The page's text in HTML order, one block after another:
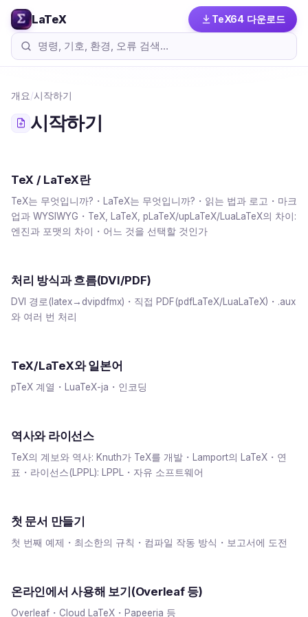
LaTeX TeX64 다운로드
개요/시작하기
시작하기
TeX / LaTeX란
TeX는 무엇입니까?・LaTeX는 무엇입니까?・읽는 법과 로고・마크
업과 WYSIWYG・TeX, LaTeX, pLaTeX/upLaTeX/LuaLaTeX의 차이:
엔진과 포맷의 차이・어느 것을 선택할 것인가
처리 방식과 흐름(DVI/PDF)
DVI 경로(latex→dvipdfmx)・직접 PDF(pdfLaTeX/LuaLaTeX)・.aux
와 여러 번 처리
TeX/LaTeX와 일본어
pTeX 계열・LuaTeX-ja・인코딩
역사와 라이선스
TeX의 계보와 역사: Knuth가 TeX를 개발・Lamport의 LaTeX・연
표・라이선스(LPPL): LPPL・자유 소프트웨어
첫 문서 만들기
첫 번째 예제・최소한의 규칙・컴파일 작동 방식・보고서에 도전
온라인에서 사용해 보기(Overleaf 등)
Overleaf・Cloud LaTeX・Papeeria 등